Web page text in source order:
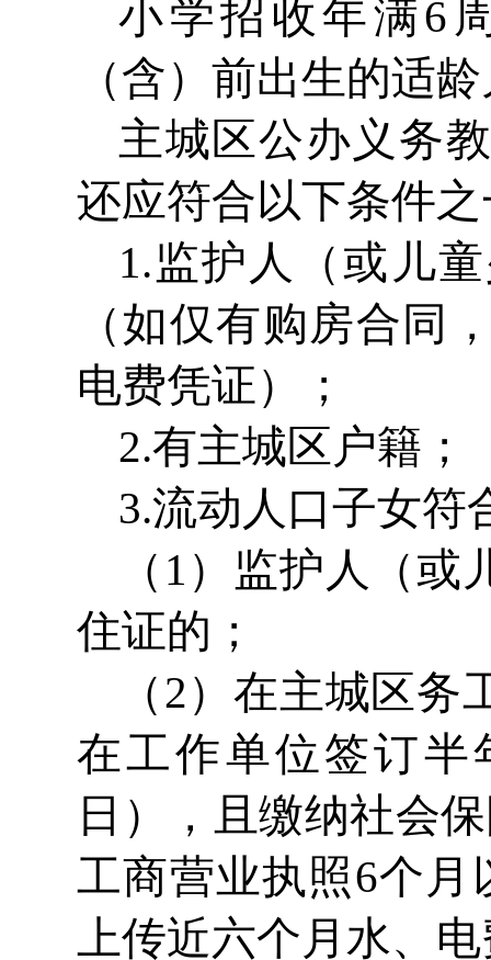
小学招收年满6
（含）前出生的适
主城区公办义务
还应符合以下条件
1.监护人（或儿
（如仅有购房合同
电费凭证）；
2.有主城区户籍；
3.流动人口子女符
（1）监护人（
住证的；
（2）在主城区
在工作单位签订半
日），且缴纳社会
工商营业执照6个月
上传近六个月水、